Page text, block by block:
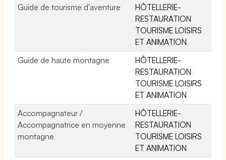
Guide de tourisme d'aventure
HÔTELLERIE-
RESTAURATION
TOURISME LOISIRS
ET ANIMATION
Guide de haute montagne
HÔTELLERIE-
RESTAURATION
TOURISME LOISIRS
ET ANIMATION
Accompagnateur /
Accompagnatrice en moyenne
montagne
HÔTELLERIE-
RESTAURATION
TOURISME LOISIRS
ET ANIMATION